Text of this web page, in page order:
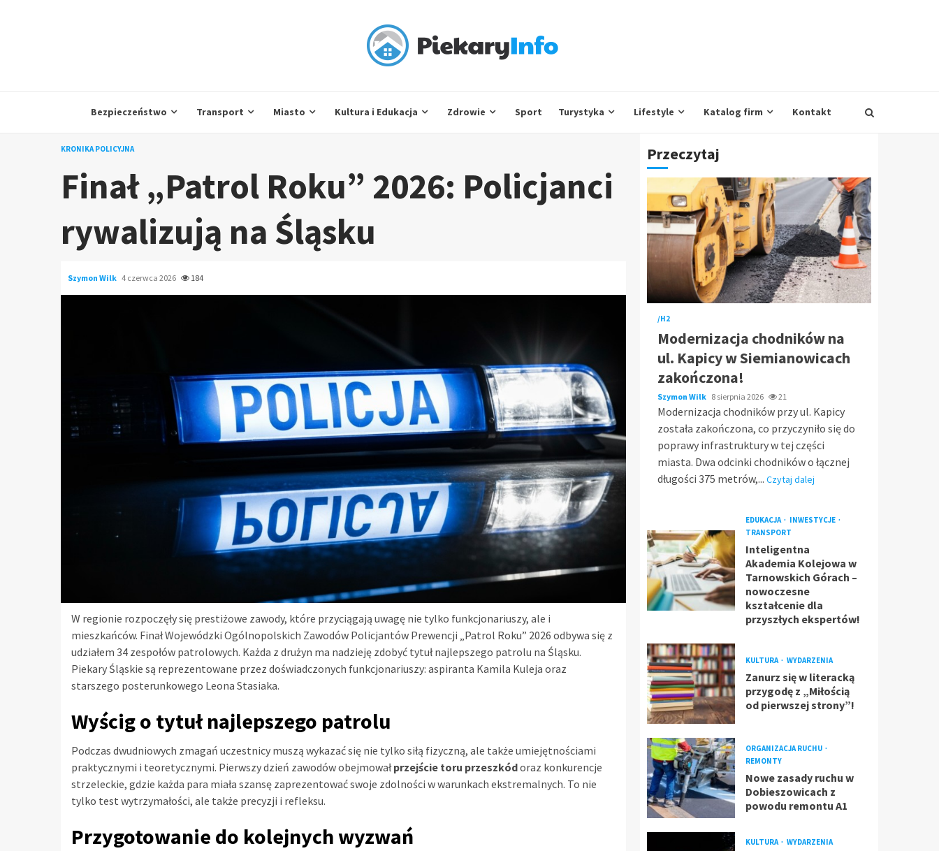
Bezpieczeństwo Transport Miasto Kultura i Edukacja Zdrowie Sport Turystyka Lifestyle Katalog firm Kontakt
KRONIKA POLICYJNA
Finał „Patrol Roku” 2026: Policjanci
rywalizują na Śląsku
Szymon Wilk 4 czerwca 2026 184
W regionie rozpoczęły się prestiżowe zawody, które przyciągają uwagę nie tylko funkcjonariuszy, ale i
mieszkańców. Finał Wojewódzki Ogólnopolskich Zawodów Policjantów Prewencji „Patrol Roku” 2026 odbywa się z
udziałem 34 zespołów patrolowych. Każda z drużyn ma nadzieję zdobyć tytuł najlepszego patrolu na Śląsku.
Piekary Śląskie są reprezentowane przez doświadczonych funkcjonariuszy: aspiranta Kamila Kuleja oraz
starszego posterunkowego Leona Stasiaka.
Wyścig o tytuł najlepszego patrolu
Podczas dwudniowych zmagań uczestnicy muszą wykazać się nie tylko siłą fizyczną, ale także umiejętnościami
praktycznymi i teoretycznymi. Pierwszy dzień zawodów obejmowałprzejście toru przeszkódoraz konkurencje
strzeleckie, gdzie każda para miała szansę zaprezentować swoje zdolności w warunkach ekstremalnych. To nie
tylko test wytrzymałości, ale także precyzji i refleksu.
Przygotowanie do kolejnych wyzwań
Przeczytaj
/H2
Modernizacja chodników na
ul. Kapicy w Siemianowicach
zakończona!
Szymon Wilk 8 sierpnia 2026 21
Modernizacja chodników przy ul. Kapicy
została zakończona, co przyczyniło się do
poprawy infrastruktury w tej części
miasta. Dwa odcinki chodników o łącznej
długości 375 metrów,... Czytaj dalej
EDUKACJA
INWESTYCJE
TRANSPORT
Inteligentna
Akademia Kolejowa w
Tarnowskich Górach –
nowoczesne
kształcenie dla
przyszłych ekspertów!
KULTURA WYDARZENIA
Zanurz się w literacką
przygodę z „Miłością
od pierwszej strony”!
ORGANIZACJA RUCHU
REMONTY
Nowe zasady ruchu w
Dobieszowicach z
powodu remontu A1
KULTURA WYDARZENIA